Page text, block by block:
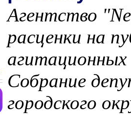
Агентство
расценки на
Собрание
городского